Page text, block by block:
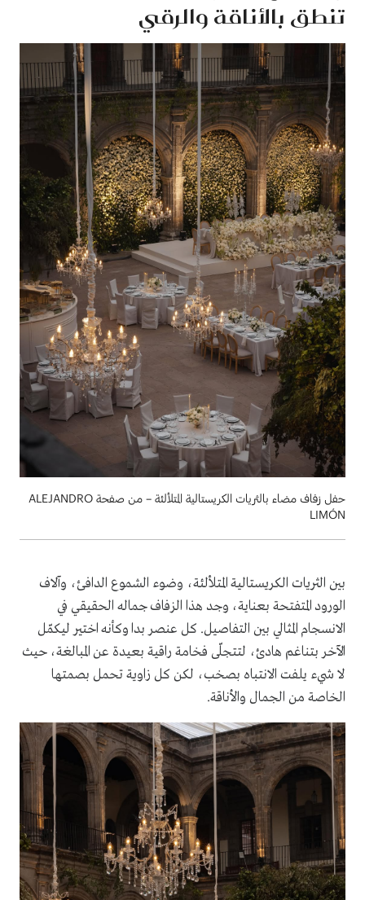
تنطق بالأناقة والرقي
حفل زفاف مضاء بالثريات الكريستالية المتلألئة – من صفحة ALEJANDRO
LIMÓN
بين الثريات الكريستالية المتلألئة، وضوء الشموع الدافئ، وآلاف
الورود المتفتحة بعناية، وجد هذا الزفاف جماله الحقيقي في
الانسجام المثالي بين التفاصيل. كل عنصر بدا وكأنه اختير ليكمّل
الآخر بتناغم هادئ، لتتجلّى فخامة راقية بعيدة عن المبالغة، حيث
لا شيء يلفت الانتباه بصخب، لكن كل زاوية تحمل بصمتها
الخاصة من الجمال والأناقة.